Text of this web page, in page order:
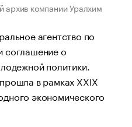
архив компании Уралхим
агентство по
соглашение о
политики.
в рамках XXIX
экономического